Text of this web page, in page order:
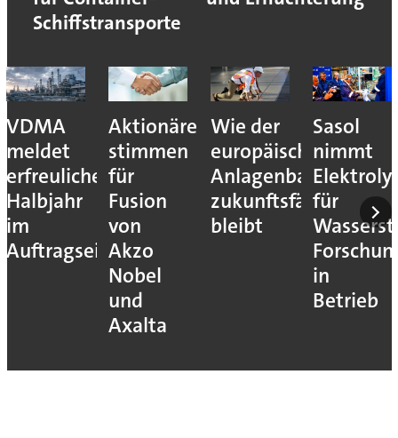
Schiffstransporte
VDMA
meldet
erfreuliches
Halbjahr
im
Auftragseingang
Aktionäre
stimmen
für
Fusion
von
Akzo
Nobel
und
Axalta
Wie der
europäische
Anlagenbau
zukunftsfähig
bleibt
Sasol
nimmt
für
in
Betrieb